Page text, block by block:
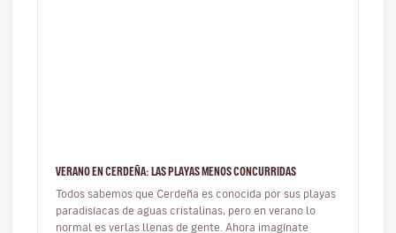
VERANO EN CERDEÑA: LAS PLAYAS MENOS CONCURRIDAS
Todos sabemos que Cerdeña es conocida por sus playas
paradisíacas de aguas cristalinas, pero en verano lo
normal es verlas llenas de gente. Ahora imagínate